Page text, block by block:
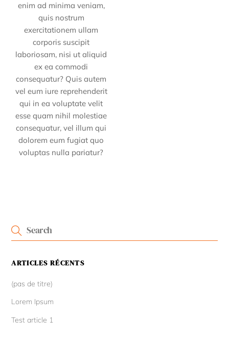
enim ad minima veniam,
quis nostrum
exercitationem ullam
corporis suscipit
laboriosam, nisi ut aliquid
ex ea commodi
consequatur? Quis autem
vel eum iure reprehenderit
qui in ea voluptate velit
esse quam nihil molestiae
consequatur, vel illum qui
dolorem eum fugiat quo
voluptas nulla pariatur?
ARTICLES RÉCENTS
(pas de titre)
Lorem Ipsum
Test article 1